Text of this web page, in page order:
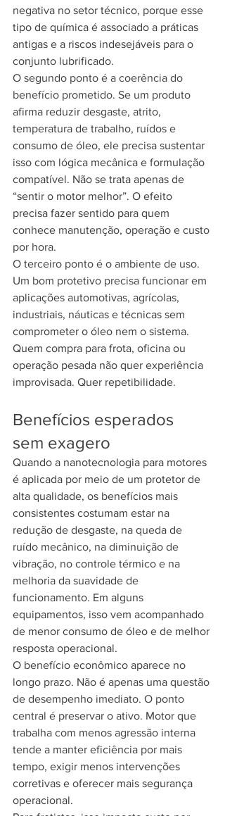
negativa no setor técnico, porque esse
tipo de química é associado a práticas
antigas e a riscos indesejáveis para o
conjunto lubrificado.
O segundo ponto é a coerência do
benefício prometido. Se um produto
afirma reduzir desgaste, atrito,
temperatura de trabalho, ruídos e
consumo de óleo, ele precisa sustentar
isso com lógica mecânica e formulação
compatível. Não se trata apenas de
“sentir o motor melhor”. O efeito
precisa fazer sentido para quem
conhece manutenção, operação e custo
por hora.
O terceiro ponto é o ambiente de uso.
Um bom protetivo precisa funcionar em
aplicações automotivas, agrícolas,
industriais, náuticas e técnicas sem
comprometer o óleo nem o sistema.
Quem compra para frota, oficina ou
operação pesada não quer experiência
improvisada. Quer repetibilidade.
Benefícios esperados
sem exagero
Quando a nanotecnologia para motores
é aplicada por meio de um protetor de
alta qualidade, os benefícios mais
consistentes costumam estar na
redução de desgaste, na queda de
ruído mecânico, na diminuição de
vibração, no controle térmico e na
melhoria da suavidade de
funcionamento. Em alguns
equipamentos, isso vem acompanhado
de menor consumo de óleo e de melhor
resposta operacional.
O benefício econômico aparece no
longo prazo. Não é apenas uma questão
de desempenho imediato. O ponto
central é preservar o ativo. Motor que
trabalha com menos agressão interna
tende a manter eficiência por mais
tempo, exigir menos intervenções
corretivas e oferecer mais segurança
operacional.